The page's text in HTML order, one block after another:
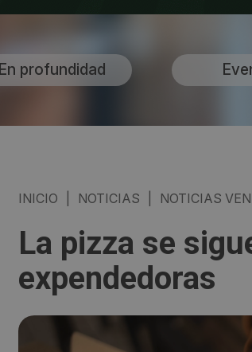
En profundidad
INICIO NOTICIAS NOTICIAS
La pizza se
expendedoras